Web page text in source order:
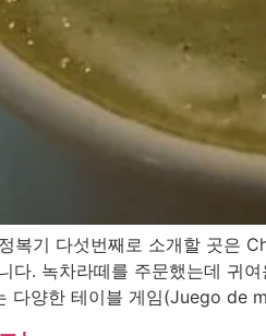
복기 다섯번째로 소개할 곳은
다. 녹차라떼를 주문했는데 귀
다양한 테이블 게임(Juego de